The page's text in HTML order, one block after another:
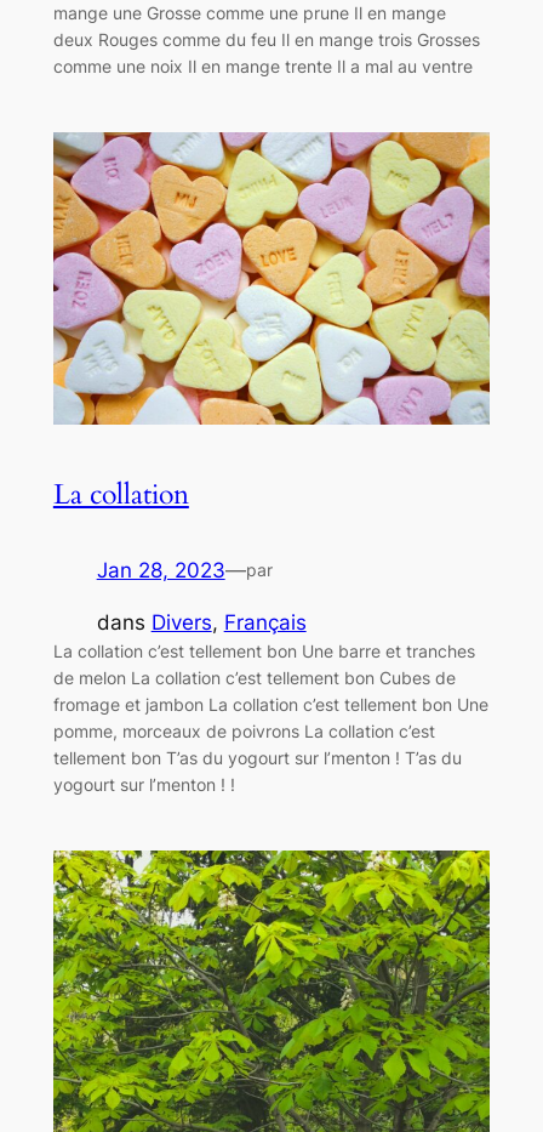
mange une Grosse comme une prune Il en mange
deux Rouges comme du feu Il en mange trois Grosses
comme une noix Il en mange trente Il a mal au ventre
La collation
Jan 28, 2023—par
dans Divers, Français
La collation c’est tellement bon Une barre et tranches
de melon La collation c’est tellement bon Cubes de
fromage et jambon La collation c’est tellement bon Une
pomme, morceaux de poivrons La collation c’est
tellement bon T’as du yogourt sur l’menton ! T’as du
yogourt sur l’menton ! !